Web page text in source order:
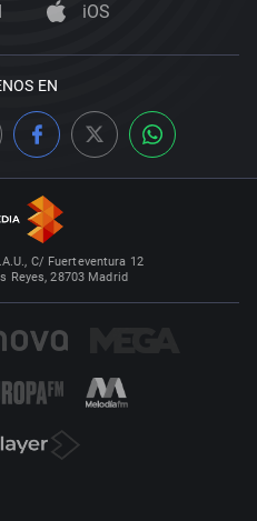
iOS
EN
C/ Fuerteventura 12
Reyes, 28703 Madrid